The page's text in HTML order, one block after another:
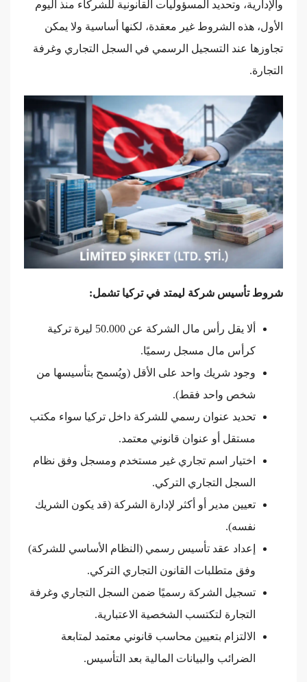
والإدارية، وتحديد المسؤوليات القانونية للشركاء منذ اليوم
الأول، هذه الشروط غير معقدة، لكنها أساسية ولا يمكن
تجاوزها عند التسجيل الرسمي في السجل التجاري وغرفة
التجارة.
شروط تأسيس شركة ليمتد في تركيا تشمل:
ألا يقل رأس مال الشركة عن 50.000 ليرة تركية
كرأس مال مسجل رسميًا.
وجود شريك واحد على الأقل (ويُسمح بتأسيسها من
شخص واحد فقط).
تحديد عنوان رسمي للشركة داخل تركيا سواء مكتب
مستقل أو عنوان قانوني معتمد.
اختيار اسم تجاري غير مستخدم ومسجل وفق نظام
السجل التجاري التركي.
تعيين مدير أو أكثر لإدارة الشركة (قد يكون الشريك
نفسه).
إعداد عقد تأسيس رسمي (النظام الأساسي للشركة)
وفق متطلبات القانون التجاري التركي.
تسجيل الشركة رسميًا ضمن السجل التجاري وغرفة
التجارة لتكتسب الشخصية الاعتبارية.
الالتزام بتعيين محاسب قانوني معتمد لمتابعة
الضرائب والبيانات المالية بعد التأسيس.